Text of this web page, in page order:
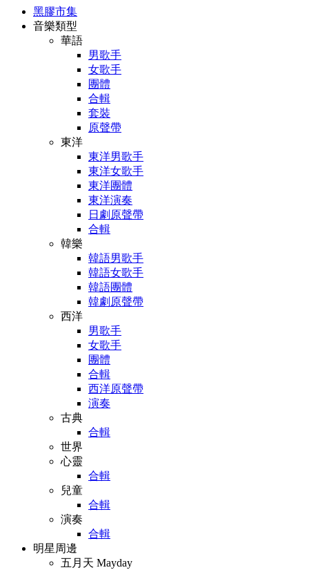
黑膠市集
音樂類型
華語
男歌手
女歌手
團體
合輯
套裝
原聲帶
東洋
東洋男歌手
東洋女歌手
東洋團體
東洋演奏
日劇原聲帶
合輯
韓樂
韓語男歌手
韓語女歌手
韓語團體
韓劇原聲帶
西洋
男歌手
女歌手
團體
合輯
西洋原聲帶
演奏
古典
合輯
世界
心靈
合輯
兒童
合輯
演奏
合輯
明星周邊
五月天 Mayday